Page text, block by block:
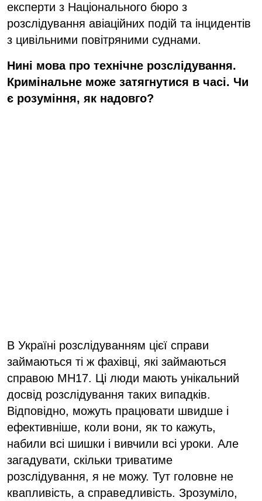
експерти з Національного бюро з
розслідування авіаційних подій та інцидентів
з цивільними повітряними суднами.
Нині мова про технічне розслідування.
Кримінальне може затягнутися в часі. Чи
є розуміння, як надовго?
В Україні розслідуванням цієї справи
займаються ті ж фахівці, які займаються
справою МН17. Ці люди мають унікальний
досвід розслідування таких випадків.
Відповідно, можуть працювати швидше і
ефективніше, коли вони, як то кажуть,
набили всі шишки і вивчили всі уроки. Але
загадувати, скільки триватиме
розслідування, я не можу. Тут головне не
квапливість, а справедливість. Зрозуміло,